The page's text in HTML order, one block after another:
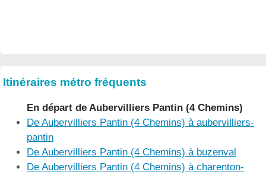
Itinéraires métro fréquents
En départ de Aubervilliers Pantin (4 Chemins)
De Aubervilliers Pantin (4 Chemins) à aubervilliers-
pantin
De Aubervilliers Pantin (4 Chemins) à buzenval
De Aubervilliers Pantin (4 Chemins) à charenton-